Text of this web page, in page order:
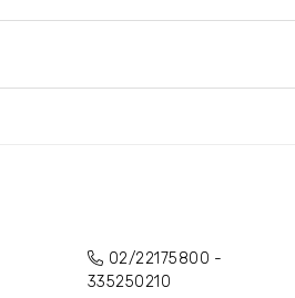
02/22175800 -
335250210